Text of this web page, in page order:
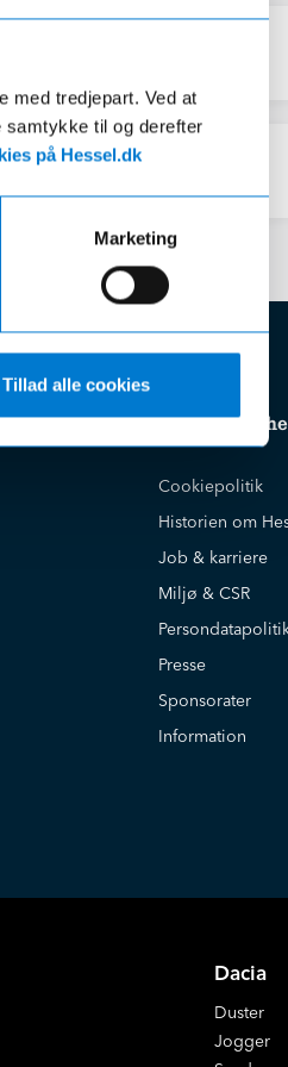
med tredjepart. Ved at
til og derefter
på Hessel.dk
Marketing
Tillad alle cookies
Om
Cookiepolitik
Historien om
Job & karriere
Miljø & CSR
Presse
Sponsorater
Information
Dacia
Duster
Jogger